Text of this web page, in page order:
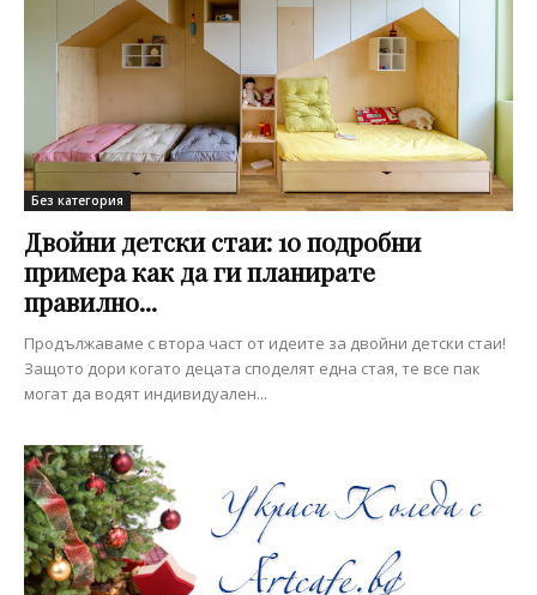
Без категория
Двойни детски стаи: 10 подробни
примера как да ги планирате
правилно...
Продължаваме с втора част от идеите за двойни детски стаи!
Защото дори когато децата споделят една стая, те все пак
могат да водят индивидуален...